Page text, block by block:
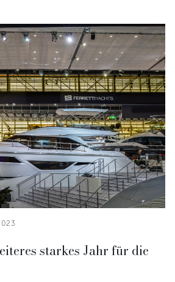
starkes Jahr für die